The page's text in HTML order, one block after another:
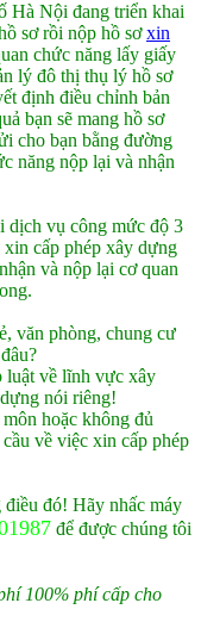
Hà Nội đang triển khai
sơ rồi nộp hồ sơxin
chức năng lấy giấy
lý đô thị thụ lý hồ sơ
định điều chỉnh bản
bạn sẽ mang hồ sơ
cho bạn bằng đường
năng nộp lại và nhận
dịch vụ công mức độ 3
cấp phép xây dựng
và nộp lại cơ quan
văn phòng, chung cư
luật về lĩnh vực xây
nói riêng!
hoặc không đủ
về việc xin cấp phép
đó! Hãy nhấc máy
để được chúng tôi
100% phí cấp cho